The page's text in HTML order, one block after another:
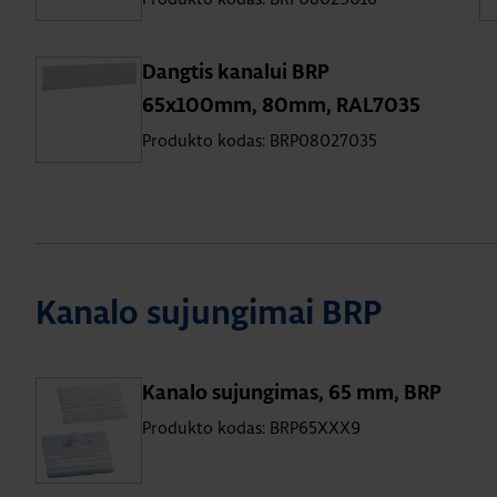
Dangtis kanalui BRP
65x100mm, 80mm, RAL7035
Produkto kodas: BRP08027035
Kanalo sujungimai BRP
Kanalo sujungimas, 65 mm, BRP
Produkto kodas: BRP65XXX9